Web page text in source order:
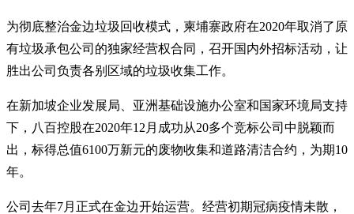
为彻底整治金边垃圾回收模式，柬埔寨政府在2020年取消了原
有垃圾承包公司的独家经营权合同，召开国内外招标活动，让
胜出公司负责各别区域的垃圾收集工作。
在新加坡企业发展局、亚洲基础设施办公室和国家环境局支持
下，八百控股在2020年12月成功从20多个竞标公司中脱颖而
出，标得总值6100万新元的废物收集和道路清洁合约，为期10
年。
公司去年7月正式在金边开始运营。经营初期冠病疫情未散，